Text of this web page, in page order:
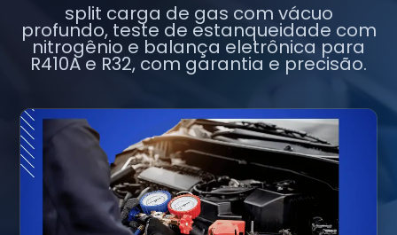
split carga de gas com vácuo
profundo, teste de estanqueidade com
nitrogênio e balança eletrônica para
R410A e R32, com garantia e precisão.